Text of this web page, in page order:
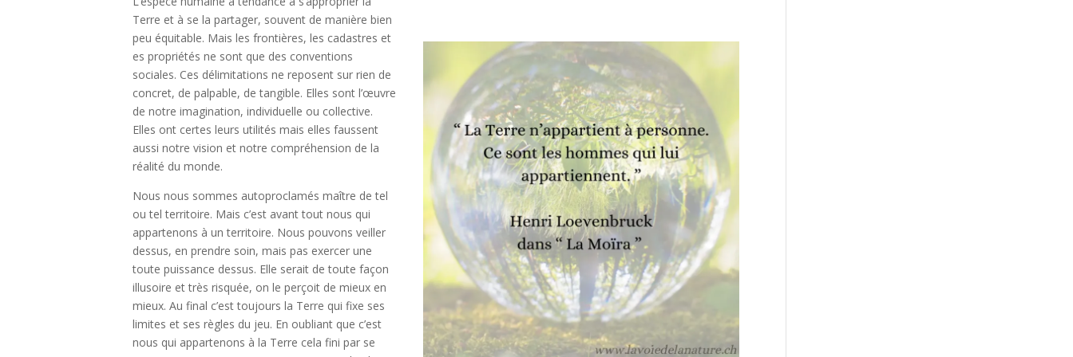
Terre et à se la partager, souvent de manière bien
peu équitable. Mais les frontières, les cadastres et
es propriétés ne sont que des conventions
sociales. Ces délimitations ne reposent sur rien de
concret, de palpable, de tangible. Elles sont l’œuvre
de notre imagination, individuelle ou collective.
Elles ont certes leurs utilités mais elles faussent
aussi notre vision et notre compréhension de la
réalité du monde.
Nous nous sommes autoproclamés maître de tel
ou tel territoire. Mais c’est avant tout nous qui
appartenons à un territoire. Nous pouvons veiller
dessus, en prendre soin, mais pas exercer une
toute puissance dessus. Elle serait de toute façon
illusoire et très risquée, on le perçoit de mieux en
mieux. Au final c’est toujours la Terre qui fixe ses
limites et ses règles du jeu. En oubliant que c’est
nous qui appartenons à la Terre cela fini par se